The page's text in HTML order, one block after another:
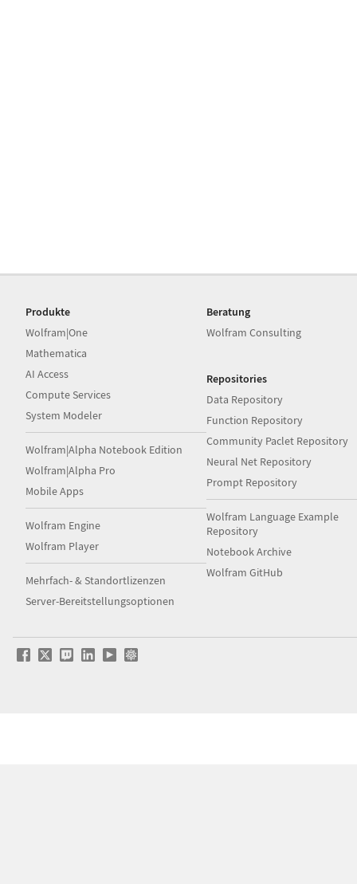
Produkte
Wolfram|One
Mathematica
AI Access
Compute Services
System Modeler
Wolfram|Alpha Notebook Edition
Wolfram|Alpha Pro
Mobile Apps
Wolfram Engine
Wolfram Player
Mehrfach- & Standortlizenzen
Server-Bereitstellungsoptionen
Beratung
Wolfram Consulting
Repositories
Data Repository
Function Repository
Community Paclet Repository
Neural Net Repository
Prompt Repository
Wolfram Language Example
Repository
Notebook Archive
Wolfram GitHub